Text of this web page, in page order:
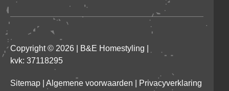
Copyright © 2026 | B&E Homestyling
kvk: 37118295
Sitemap Algemene voorwaarden Privacyverklaring